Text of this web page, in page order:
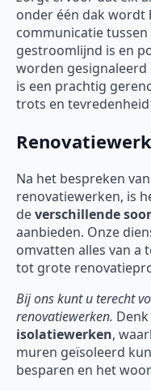
onder één dak wordt
communicatie
gestroomlijnd is en
worden
is een prachtig
trots en
Na het bespreken
renovatiewerken, is
deverschillende
aanbieden. Onze
omvatten alles van a
tot grote
Bij ons kunt u terecht
renovatiewerken.
isolatiewerken,
muren geïsoleerd
besparen en het